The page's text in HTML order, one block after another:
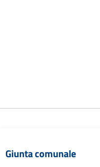
Giunta comunale